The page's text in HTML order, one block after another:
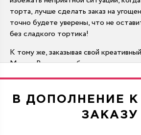
торта, лучше сделать заказ на
точно будете уверены, что не
без сладкого тортика!
К тому же, заказывая свой
Марта, Вы можете быть уверены в
именно та начинка и то оформление,
сводится к тому, чтобы выбрать
из имеющихся. А, заказывая торты в
студии, Вы знаете, что получите не
В ДОПОЛНЕНИЕ
ЗАКАЗУ